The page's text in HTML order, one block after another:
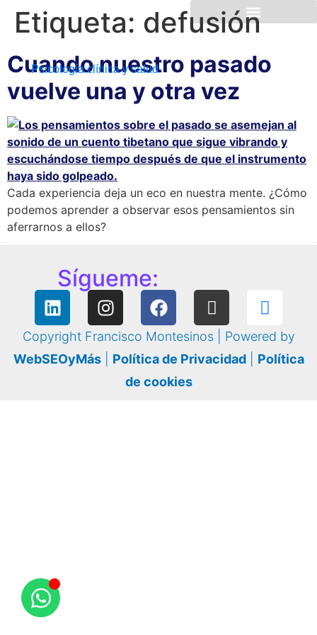
Psicología clínica y salud
Etiqueta: defusión
Cuando nuestro pasado
vuelve una y otra vez
Cada experiencia deja un eco en nuestra mente. ¿Cómo
podemos aprender a observar esos pensamientos sin
aferrarnos a ellos?
Sígueme:
Copyright Francisco Montesinos | Powered by
WebSEOyMás| Política de Privacidad| Política
de cookies